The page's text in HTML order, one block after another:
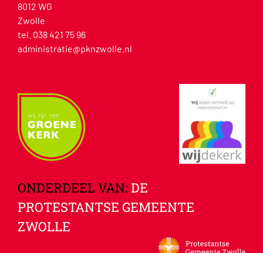
8012 WG
Zwolle
tel. 038 421 75 96
administratie@pknzwolle.nl
ONDERDEEL VAN: DE
PROTESTANTSE GEMEENTE
ZWOLLE